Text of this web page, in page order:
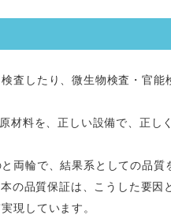
査したり、微生物検査・官能
材料を、正しい設備で、正し
両輪で、結果系としての品質
の品質保証は、こうした要因
現しています。